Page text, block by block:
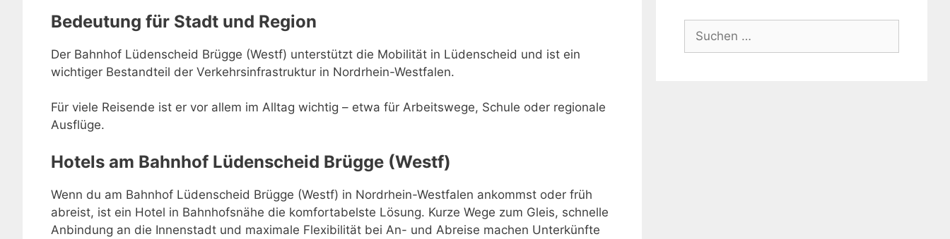
Bedeutung für Stadt und Region
Der Bahnhof Lüdenscheid Brügge (Westf) unterstützt die Mobilität in Lüdenscheid und ist ein
wichtiger Bestandteil der Verkehrsinfrastruktur in Nordrhein-Westfalen.
Für viele Reisende ist er vor allem im Alltag wichtig – etwa für Arbeitswege, Schule oder regionale
Ausflüge.
Hotels am Bahnhof Lüdenscheid Brügge (Westf)
Wenn du am Bahnhof Lüdenscheid Brügge (Westf) in Nordrhein-Westfalen ankommst oder früh
abreist, ist ein Hotel in Bahnhofsnähe die komfortabelste Lösung. Kurze Wege zum Gleis, schnelle
Anbindung an die Innenstadt und maximale Flexibilität bei An- und Abreise machen Unterkünfte
nach: